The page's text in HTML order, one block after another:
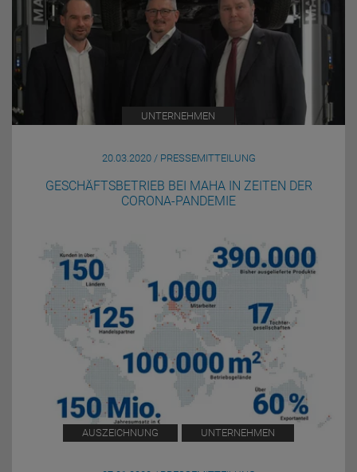
UNTERNEHMEN
20.03.2020 / PRESSEMITTEILUNG
GESCHÄFTSBETRIEB BEI MAHA IN ZEITEN DER
CORONA-PANDEMIE
AUSZEICHNUNG UNTERNEHMEN